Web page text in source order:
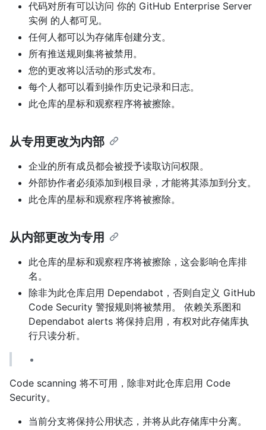
代码对所有可以访问 你的 GitHub Enterprise Server
实例 的人都可见。
任何人都可以为存储库创建分支。
所有推送规则集将被禁用。
您的更改将以活动的形式发布。
每个人都可以看到操作历史记录和日志。
此仓库的星标和观察程序将被擦除。
从专用更改为内部
企业的所有成员都会被授予读取访问权限。
外部协作者必须添加到根目录，才能将其添加到分支。
此仓库的星标和观察程序将被擦除。
从内部更改为专用
此仓库的星标和观察程序将被擦除，这会影响仓库排
名。
除非为此仓库启用 Dependabot，否则自定义 GitHub
Code Security 警报规则将被禁用。 依赖关系图和
Dependabot alerts 将保持启用，有权对此存储库执
行只读分析。
Code scanning 将不可用，除非对此仓库启用 Code
Security。
当前分支将保持公用状态，并将从此存储库中分离。